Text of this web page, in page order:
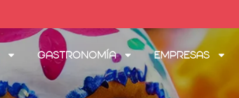
Gastronomía Empresas